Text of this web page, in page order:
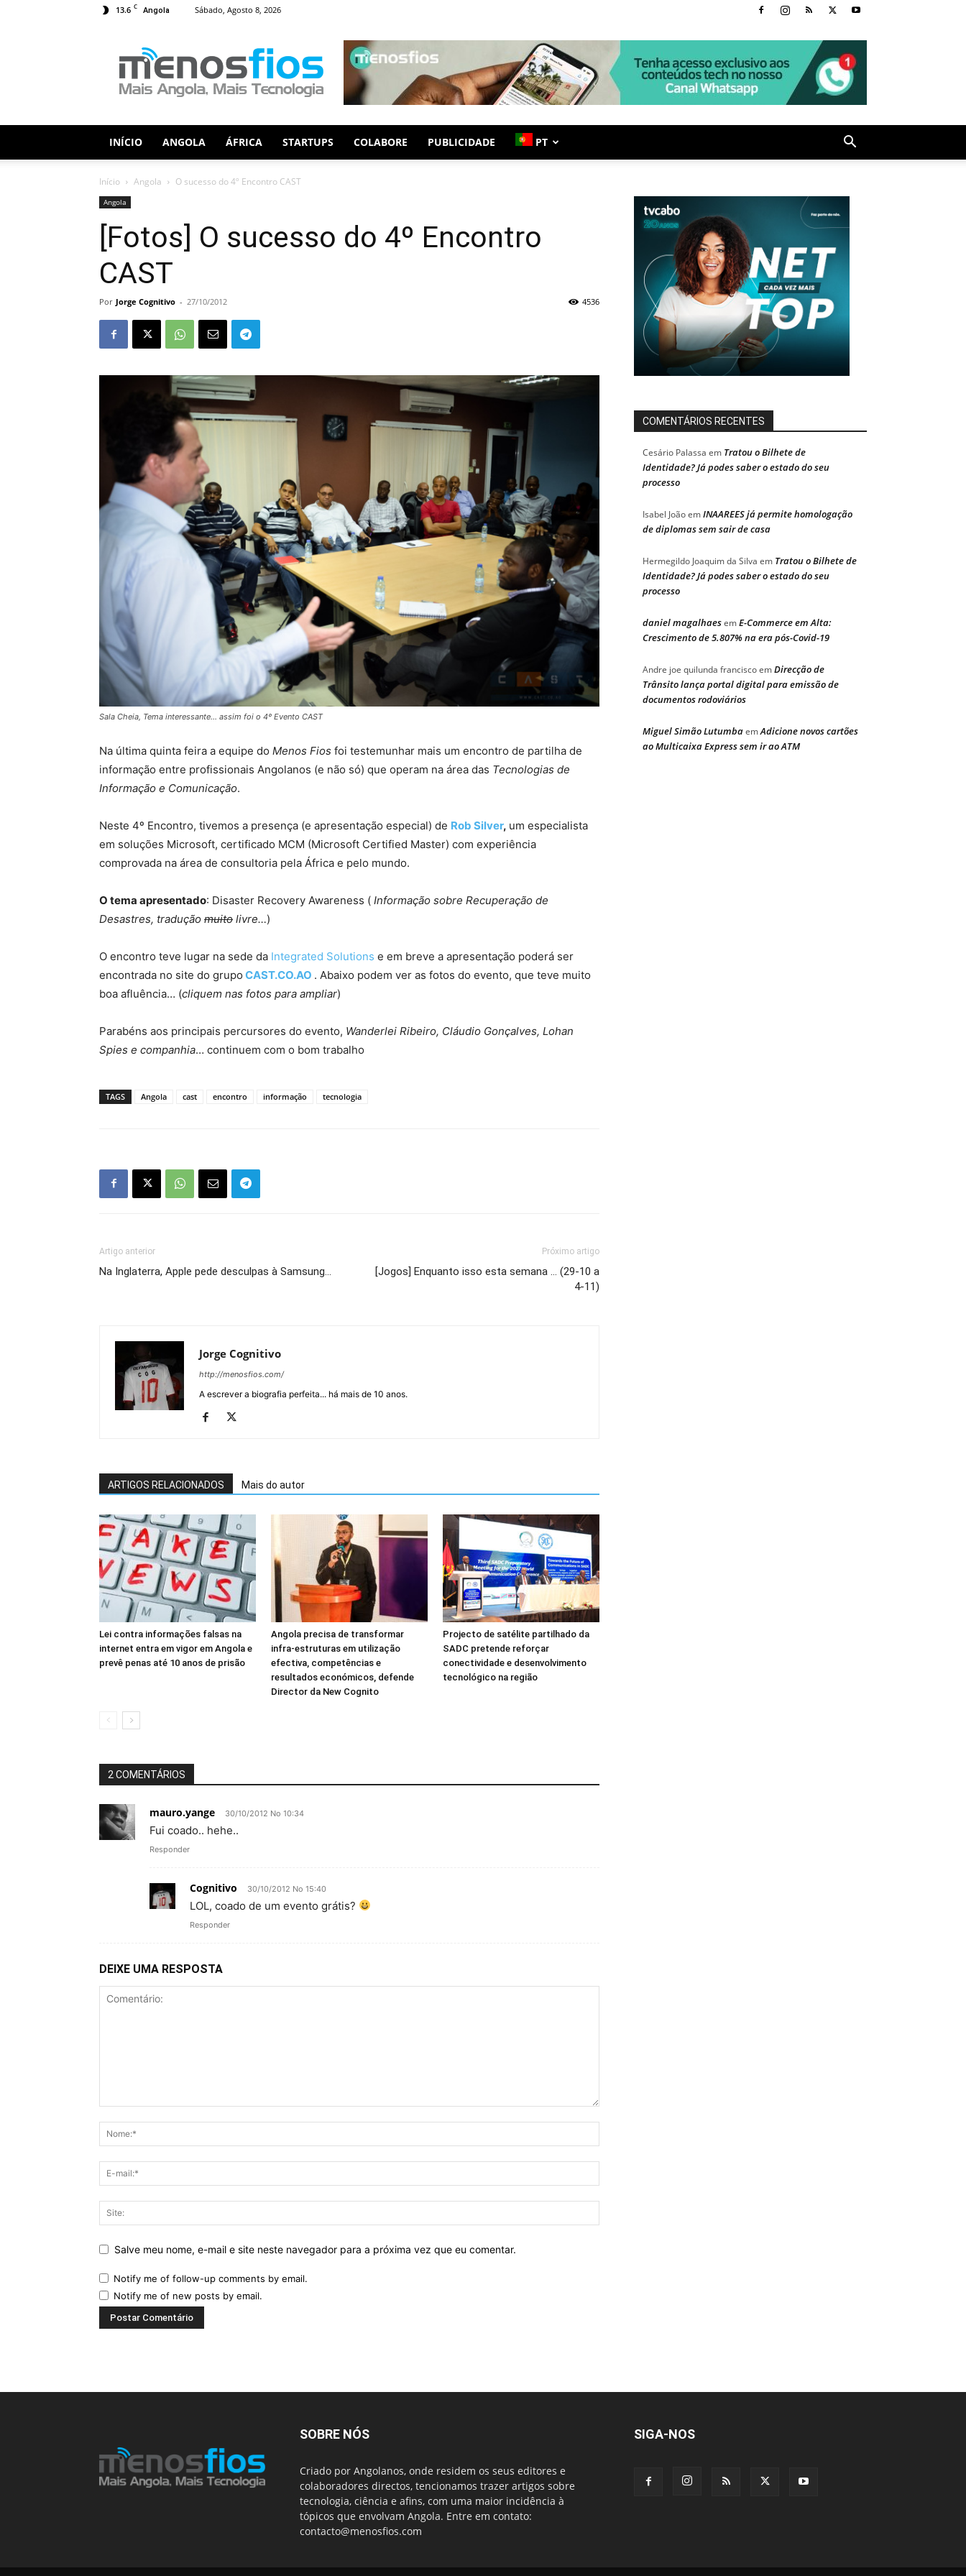
13.6 C Angola Sábado, Agosto 8, 2026
Fios
INÍCIO ANGOLA ÁFRICA STARTUPS COLABORE PUBLICIDADE PT
Início Angola O sucesso do 4º Encontro CAST
Angola
[Fotos] O sucesso do 4º Encontro
CAST
Por Jorge Cognitivo - 27/10/2012 4536
Sala Cheia, Tema interessante… assim foi o 4º Evento CAST
Na última quinta feira a equipe do Menos Fios foi testemunhar mais um encontro de partilha de
informação entre profissionais Angolanos (e não só) que operam na área das Tecnologias de
Informação e Comunicação.
Neste 4º Encontro, tivemos a presença (e apresentação especial) de Rob Silver, um especialista
em soluções Microsoft, certificado MCM (Microsoft Certified Master) com experiência
comprovada na área de consultoria pela África e pelo mundo.
O tema apresentado: Disaster Recovery Awareness ( Informação sobre Recuperação de
Desastres, tradução muito livre…)
O encontro teve lugar na sede da Integrated Solutions e em breve a apresentação poderá ser
encontrada no site do grupo CAST.CO.AO . Abaixo podem ver as fotos do evento, que teve muito
boa afluência… (cliquem nas fotos para ampliar)
Parabéns aos principais percursores do evento, Wanderlei Ribeiro, Cláudio Gonçalves, Lohan
Spies e companhia… continuem com o bom trabalho
TAGS Angola cast encontro informação tecnologia
Artigo anterior
Na Inglaterra, Apple pede desculpas à Samsung…
Próximo artigo
[Jogos] Enquanto isso esta semana … (29-10 a
4-11)
Jorge Cognitivo
http://menosfios.com/
A escrever a biografia perfeita... há mais de 10 anos.
ARTIGOS RELACIONADOS Mais do autor
Lei contra informações falsas na
internet entra em vigor em Angola e
prevê penas até 10 anos de prisão
Angola precisa de transformar
infra-estruturas em utilização
efectiva, competências e
resultados económicos, defende
Director da New Cognito
Projecto de satélite partilhado da
SADC pretende reforçar
conectividade e desenvolvimento
tecnológico na região
2 COMENTÁRIOS
mauro.yange 30/10/2012 No 10:34
Fui coado.. hehe..
Responder
Cognitivo 30/10/2012 No 15:40
LOL, coado de um evento grátis?
Responder
DEIXE UMA RESPOSTA
Salve meu nome, e-mail e site neste navegador para a próxima vez que eu comentar.
Notify me of follow-up comments by email.
Notify me of new posts by email.
COMENTÁRIOS RECENTES
Cesário Palassa em Tratou o Bilhete de
Identidade? Já podes saber o estado do seu
processo
Isabel JoãoemINAAREES já permite homologação
de diplomas sem sair de casa
Hermegildo Joaquim da Silva em Tratou o Bilhete de
Identidade? Já podes saber o estado do seu
processo
daniel magalhaesemE-Commerce em Alta:
Crescimento de 5.807% na era pós-Covid-19
Andre joe quilunda franciscoemDirecção de
Trânsito lança portal digital para emissão de
documentos rodoviários
Miguel Simão LutumbaemAdicione novos cartões
ao Multicaixa Express sem ir ao ATM
SOBRE NÓS
Criado por Angolanos, onde residem os seus editores e
colaboradores directos, tencionamos trazer artigos sobre
tecnologia, ciência e afins, com uma maior incidência à
tópicos que envolvam Angola. Entre em contato:
contacto@menosfios.com
SIGA-NOS